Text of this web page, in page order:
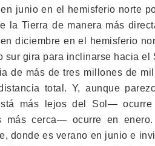
junio en el hemisferio norte
la Tierra de manera más
diciembre en el hemisferio
sur gira para inclinarse hacia el
de más de tres millones de
total. Y, aunque
más lejos del Sol—
más cerca— ocurre en
donde es verano en junio e